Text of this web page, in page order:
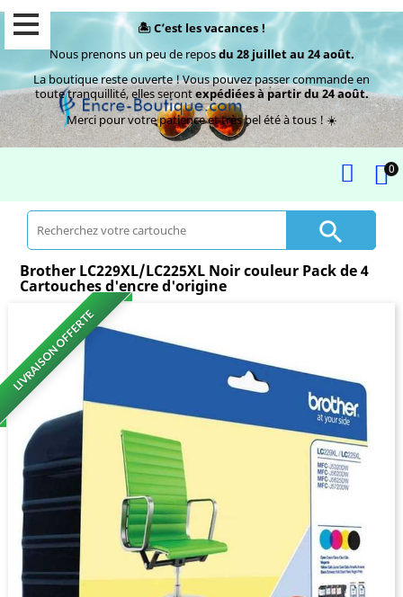
🏝️ C’est les vacances !
Nous prenons un peu de reposdu 28 juillet au 24 août.
La boutique reste ouverte ! Vous pouvez passer commande en
toute tranquillité, elles serontexpédiées à partir du 24 août.
Merci pour votre patience et très bel été à tous ! ☀️
0

Brother LC229XL/LC225XL Noir couleur Pack de 4
Cartouches d'encre d'origine
LIVRAISON OFFERTE